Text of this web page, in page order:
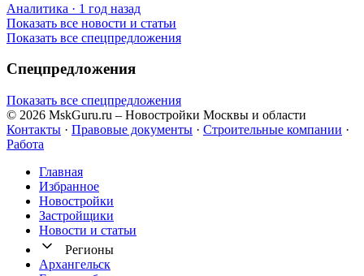
Аналитика · 1 год назад
Показать все новости и статьи
Показать все спецпредложения
Спецпредложения
Показать все спецпредложения
© 2026 MskGuru.ru – Новостройки Москвы и области
Контакты · Правовые документы · Строительные компании ·
Работа
Главная
Избранное
Новостр ойки
Застройщики
Новости и статьи
Регионы
Архангельск